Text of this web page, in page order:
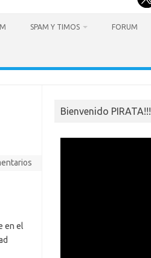
SPAM Y TIMOS FORUM
en el
Bienvenido PIRATA!!!